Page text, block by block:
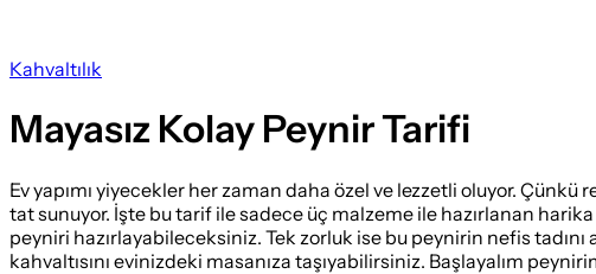
Kahvaltılık
Mayasız Kolay Peynir Tarifi
Ev yapımı yiyecekler her zaman daha özel ve lezzetli oluyor.
tat sunuyor. İşte bu tarif ile sadece üç malzeme ile hazırlanan
peyniri hazırlayabileceksiniz. Tek zorluk ise bu peynirin nefis tadını
kahvaltısını evinizdeki masanıza taşıyabilirsiniz. Başlayalım